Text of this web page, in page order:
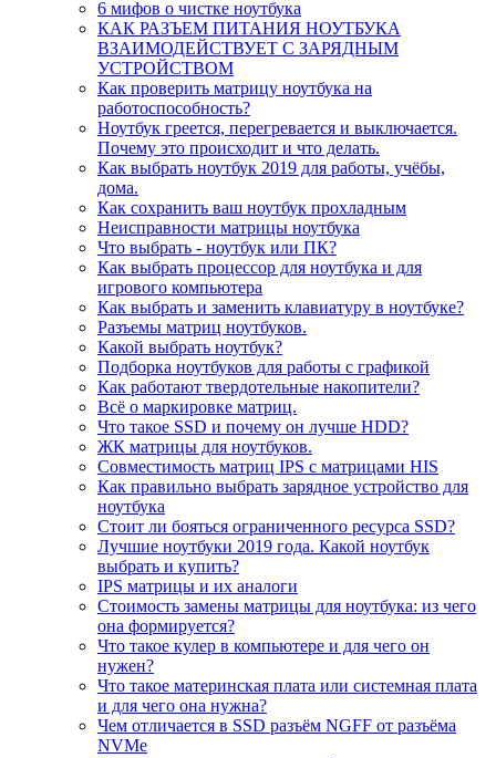
6 мифов о чистке ноутбука
КАК РАЗЪЕМ ПИТАНИЯ НОУТБУКА
ВЗАИМОДЕЙСТВУЕТ С ЗАРЯДНЫМ
УСТРОЙСТВОМ
Как проверить матрицу ноутбука на
работоспособность?
Ноутбук греется, перегревается и выключается.
Почему это происходит и что делать.
Как выбрать ноутбук 2019 для работы, учёбы,
дома.
Как сохранить ваш ноутбук прохладным
Неисправности матрицы ноутбука
Что выбрать - ноутбук или ПК?
Как выбрать процессор для ноутбука и для
игрового компьютера
Как выбрать и заменить клавиатуру в ноутбуке?
Разъемы матриц ноутбуков.
Какой выбрать ноутбук?
Подборка ноутбуков для работы с графикой
Как работают твердотельные накопители?
Всё о маркировке матриц.
Что такое SSD и почему он лучше HDD?
ЖК матрицы для ноутбуков.
Совместимость матриц IPS с матрицами HIS
Как правильно выбрать зарядное устройство для
ноутбука
Стоит ли бояться ограниченного ресурса SSD?
Лучшие ноутбуки 2019 года. Какой ноутбук
выбрать и купить?
IPS матрицы и их аналоги
Стоимость замены матрицы для ноутбука: из чего
она формируется?
Что такое кулер в компьютере и для чего он
нужен?
Что такое материнская плата или системная плата
и для чего она нужна?
Чем отличается в SSD разъём NGFF от разъёма
NVMe